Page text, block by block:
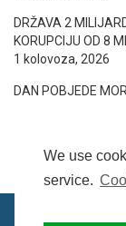
We use
service.
DRŽAVA 2
KORUPCIJU OD 8
1 kolovoza, 2026
DAN POBJEDE